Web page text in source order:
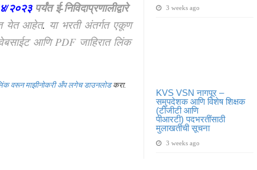
3 weeks ago
KVS VSN नागपूर –
समुपदेशक आणि विशेष शिक्षक
(टीजीटी आणि
पीआरटी) पदभरतींसाठी
मुलाखतीची सूचना
3 weeks ago
२०२३ पर्यंत ई-निविदाप्रणालीद्वारे
येत आहेत. या भरती अंतर्गत एकूण
आणि PDF जाहिरात लिंक
वरून माझीनोकरी अँप लगेच डाउनलोडकरा.